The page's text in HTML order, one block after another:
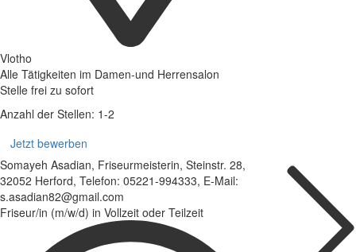
Vlotho
Alle Tätigkeiten im Damen-und Herrensalon
Stelle frei zu sofort
Anzahl der Stellen: 1-2
Jetzt bewerben
Somayeh Asadian, Friseurmeisterin, Steinstr. 28,
32052 Herford, Telefon: 05221-994333, E-Mail:
s.asadian82@gmail.com
Friseur/in (m/w/d) in Vollzeit oder Teilzeit